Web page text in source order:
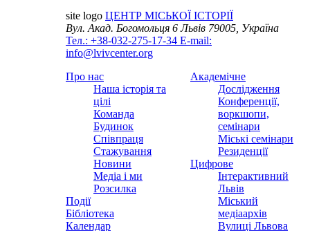
site logo ЦЕНТР МІСЬКОЇ ІСТОРІЇ
Вул. Акад. Богомольця 6Львів 79005, Україна
Тел.: +38-032-275-17-34 E-mail:
info@lvivcenter.org
Про нас
Наша історія та
цілі
Команда
Будинок
Співпраця
Стажування
Новини
Медіа і ми
Розсилка
Події
Бібліотека
Календар
Академічне
Дослідження
Конференції,
воркшопи,
семінари
Міські семінари
Резиденції
Цифрове
Інтерактивний
Львів
Міський
медіаархів
Вулиці Львова